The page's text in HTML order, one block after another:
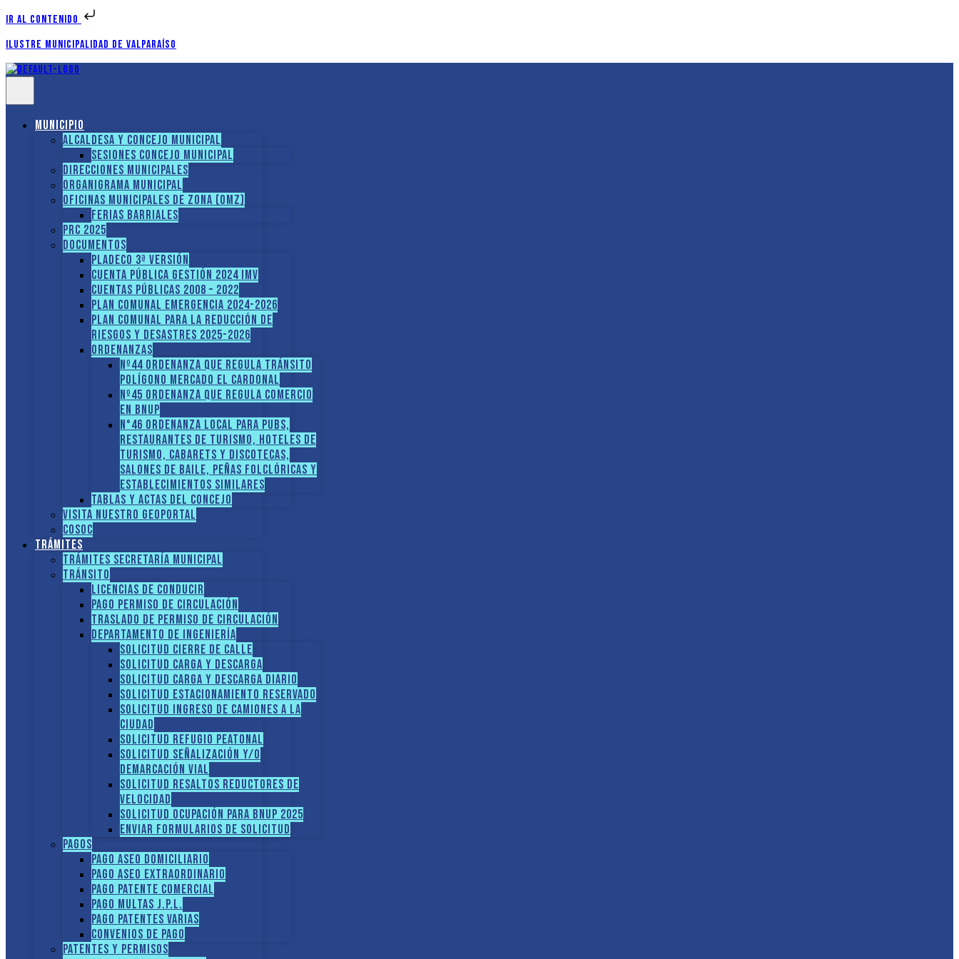
Ir al contenido
Ilustre Municipalidad de Valparaíso
Municipio
Alcaldesa y Concejo Municipal
Sesiones Concejo Municipal
Direcciones municipales
Organigrama Municipal
Oficinas Municipales de Zona (OMZ)
Ferias Barriales
PRC 2025
Documentos
PLADECO 3ª VERSIÓN
CUENTA PÚBLICA GESTIÓN 2024 IMV
Cuentas Públicas 2008 – 2022
PLAN COMUNAL EMERGENCIA 2024-2026
PLAN COMUNAL PARA LA REDUCCIÓN DE
RIESGOS Y DESASTRES 2025-2026
ORDENANZAS
Nº44 Ordenanza que regula tránsito
Polígono Mercado El Cardonal
Nº45 Ordenanza que regula comercio
en BNUP
N°46 Ordenanza local para pubs,
restaurantes de turismo, hoteles de
turismo, cabarets y discotecas,
salones de baile, peñas folclóricas y
establecimientos similares
Tablas y Actas del Concejo
Visita nuestro GEOPORTAL
COSOC
Trámites
Trámites Secretaría Municipal
Tránsito
Licencias de conducir
Pago Permiso de Circulación
Traslado de Permiso de circulación
Departamento de Ingeniería
Solicitud Cierre de calle
Solicitud Carga y descarga
Solicitud Carga y descarga diario
Solicitud Estacionamiento reservado
Solicitud Ingreso de camiones a la
ciudad
Solicitud Refugio peatonal
Solicitud Señalización y/o
demarcación vial
Solicitud Resaltos reductores de
velocidad
Solicitud Ocupación para BNUP 2025
ENVIAR FORMULARIOS DE SOLICITUD
Pagos
Pago Aseo domiciliario
Pago Aseo extraordinario
Pago Patente comercial
Pago multas J.P.L.
Pago Patentes varias
Convenios de pago
Patentes y Permisos